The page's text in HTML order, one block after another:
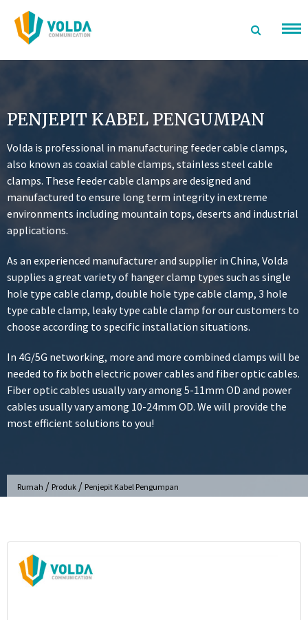
Langsung
konten
PENJEPIT KABEL PENGUMPAN
Volda is professional in manufacturing feeder cable clamps,
also known as coaxial cable clamps, stainless steel cable
clamps. These feeder cable clamps are designed and
manufactured to ensure long term integrity in extreme
environments including mountain tops, deserts and industrial
applications.
As an experienced manufacturer and supplier in China, Volda
supplies a great variety of hanger clamp types such as single
hole type cable clamp, double hole type cable clamp, 3 hole
type cable clamp, leaky type cable clamp for our customers to
choose according to specific installation situations.
In 4G/5G networking, more and more combined clamps will be
needed to fix both electric power cables and fiber optic cables.
Fiber optic cables usually vary among 5-11mm OD and power
cables usually vary among 10-24mm OD. We will provide the
most efficient solutions to you!
Rumah / Produk / Penjepit Kabel Pengumpan